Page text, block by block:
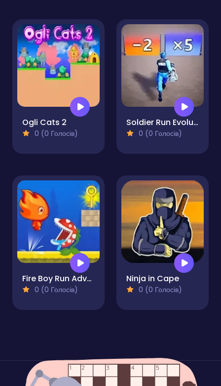
Ogli Cats 2
0 (0 Голосів)
Soldier Run Evolution
0 (0 Голосів)
Fire Boy Run Adventure
0 (0 Голосів)
Ninja in Cape
0 (0 Голосів)